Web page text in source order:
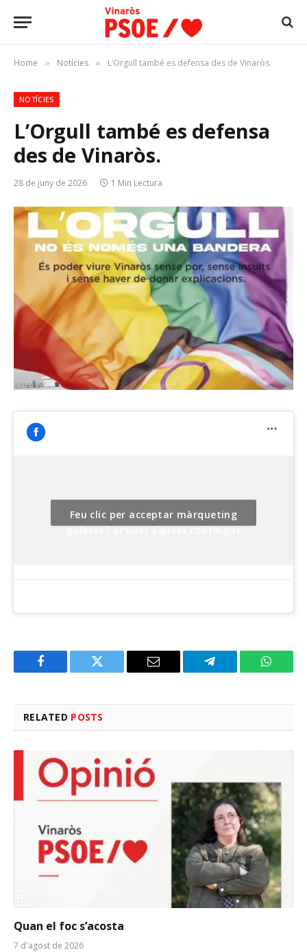
Home » Notícies » L’Orgull també es defensa des de Vinaròs.
NOTÍCIES
L’Orgull també es defensa
des de Vinaròs.
28 de juny de 2026 1 Min Lectura
Feu clic per acceptar màrqueting
galetes i activar aquest contingut
Facebook Twitter Email Telegram
RELATED POSTS
Quan el foc s’acosta
7 d'agost de 2026